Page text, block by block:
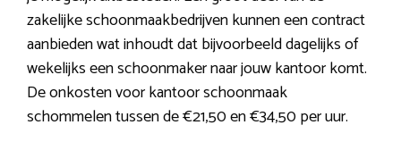
zakelijke schoonmaakbedrijven kunnen een contract
aanbieden wat inhoudt dat bijvoorbeeld dagelijks of
wekelijks een schoonmaker naar jouw kantoor komt.
De onkosten voor kantoor schoonmaak
schommelen tussen de €21,50 en €34,50 per uur.